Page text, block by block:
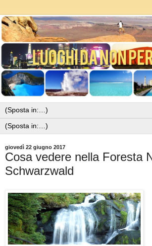
giovedì 22 giugno 2017
Cosa vedere nella Foresta
Schwarzwald